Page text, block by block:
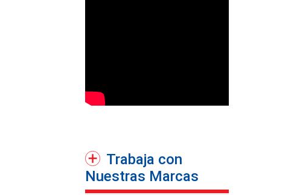
Trabaja con
Nuestras Marcas